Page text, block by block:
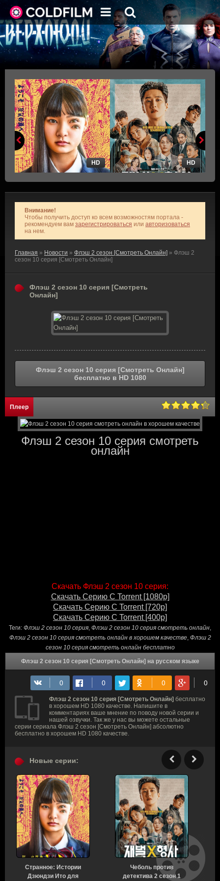
HD HD
Внимание!
Чтобы получить доступ ко всем возможностям портала -
рекомендуем вам зарегистрироваться или авторизоваться
на нем.
Главная » Новости » Флэш 2 сезон [Смотреть Онлайн] » Флэш 2
сезон 10 серия [Смотреть Онлайн]
Флэш 2 сезон 10 серия [Смотреть
Онлайн]
Флэш 2 сезон 10 серия [Смотреть Онлайн]
бесплатно в HD 1080
Плеер
Флэш 2 сезон 10 серия смотреть
онлайн
Скачать Флэш 2 сезон 10 серия:
Скачать Серию С Torrent [1080p]
Скачать Серию С Torrent [720p]
Скачать Серию С Torrent [400p]
Теги: Флэш 2 сезон 10 серия, Флэш 2 сезон 10 серия смотреть онлайн,
Флэш 2 сезон 10 серия смотреть онлайн в хорошем качестве, Флэш 2
сезон 10 серия смотреть онлайн бесплатно
Флэш 2 сезон 10 серия [Смотреть Онлайн] на русском языке
Флэш 2 сезон 10 серия [Смотреть Онлайн] бесплатно
в хорошем HD 1080 качестве. Напишите в
комментариях ваше мнение по поводу новой серии и
нашей озвучки. Так же у нас вы можете остальные
серии сериала Флэш 2 сезон [Смотреть Онлайн] абсолютно
бесплатно в хорошем HD 1080 качестве.
Новые серии:
Странное: Истории
Дзюндзи Ито для
Чеболь против
детектива 2 сезон 1